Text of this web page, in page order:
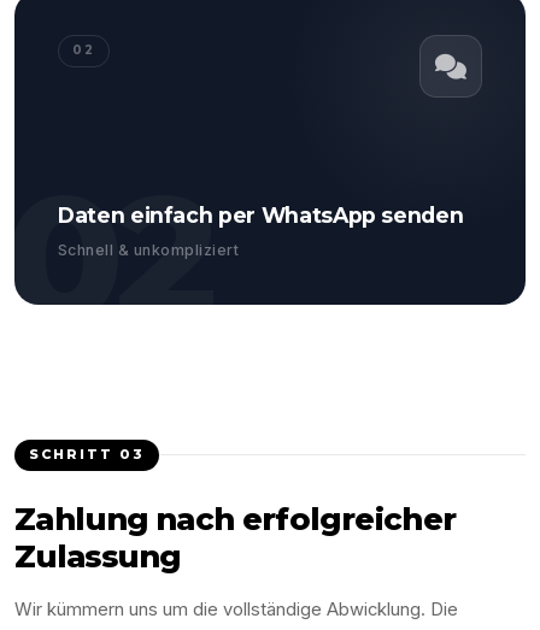
02
02
Daten einfach per WhatsApp senden
Schnell & unkompliziert
SCHRITT 03
Zahlung nach erfolgreicher
Zulassung
Wir kümmern uns um die vollständige Abwicklung. Die